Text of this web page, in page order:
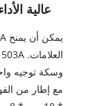
عالية
وسكة توجيه